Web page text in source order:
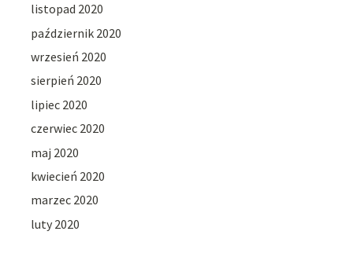
listopad 2020
październik 2020
wrzesień 2020
sierpień 2020
lipiec 2020
czerwiec 2020
maj 2020
kwiecień 2020
marzec 2020
luty 2020